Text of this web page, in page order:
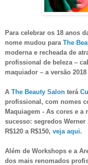
Para celebrar os 18 anos
nome mudou para The
moderna e recheada de
profissional de beleza –
maquiador – a versão
A The Beauty Salon terá
profissional, com nomes
Maquiagem - As cores e a
sucesso: segredos
R$120 a R$150, veja aqui.
Além de Workshops e a
dos mais renomados